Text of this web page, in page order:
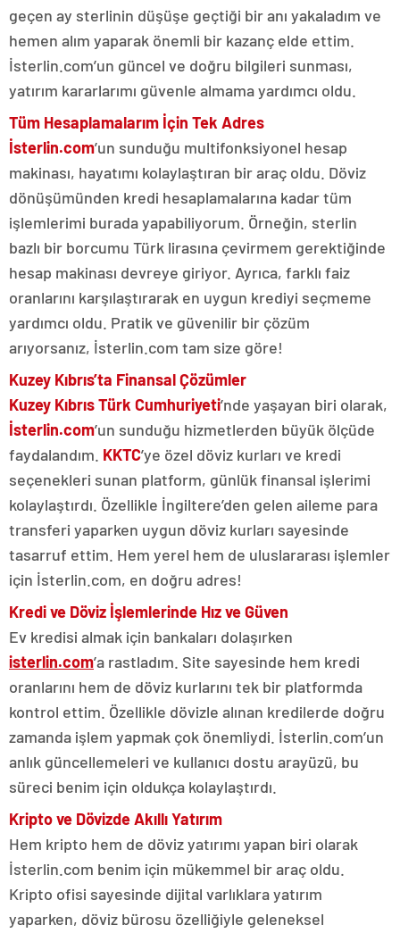
geçen ay sterlinin düşüşe geçtiği bir anı yakaladım ve
hemen alım yaparak önemli bir kazanç elde ettim.
İsterlin.com’un güncel ve doğru bilgileri sunması,
yatırım kararlarımı güvenle almama yardımcı oldu.
Tüm Hesaplamalarım İçin Tek Adres
İsterlin.com’un sunduğu multifonksiyonel hesap
makinası, hayatımı kolaylaştıran bir araç oldu. Döviz
dönüşümünden kredi hesaplamalarına kadar tüm
işlemlerimi burada yapabiliyorum. Örneğin, sterlin
bazlı bir borcumu Türk lirasına çevirmem gerektiğinde
hesap makinası devreye giriyor. Ayrıca, farklı faiz
oranlarını karşılaştırarak en uygun krediyi seçmeme
yardımcı oldu. Pratik ve güvenilir bir çözüm
arıyorsanız, İsterlin.com tam size göre!
Kuzey Kıbrıs’ta Finansal Çözümler
Kuzey Kıbrıs Türk Cumhuriyeti’nde yaşayan biri olarak,
İsterlin.com’un sunduğu hizmetlerden büyük ölçüde
faydalandım. KKTC’ye özel döviz kurları ve kredi
seçenekleri sunan platform, günlük finansal işlerimi
kolaylaştırdı. Özellikle İngiltere’den gelen aileme para
transferi yaparken uygun döviz kurları sayesinde
tasarruf ettim. Hem yerel hem de uluslararası işlemler
için İsterlin.com, en doğru adres!
Kredi ve Döviz İşlemlerinde Hız ve Güven
Ev kredisi almak için bankaları dolaşırken
isterlin.com’a rastladım. Site sayesinde hem kredi
oranlarını hem de döviz kurlarını tek bir platformda
kontrol ettim. Özellikle dövizle alınan kredilerde doğru
zamanda işlem yapmak çok önemliydi. İsterlin.com’un
anlık güncellemeleri ve kullanıcı dostu arayüzü, bu
süreci benim için oldukça kolaylaştırdı.
Kripto ve Dövizde Akıllı Yatırım
Hem kripto hem de döviz yatırımı yapan biri olarak
İsterlin.com benim için mükemmel bir araç oldu.
Kripto ofisi sayesinde dijital varlıklara yatırım
yaparken, döviz bürosu özelliğiyle geleneksel